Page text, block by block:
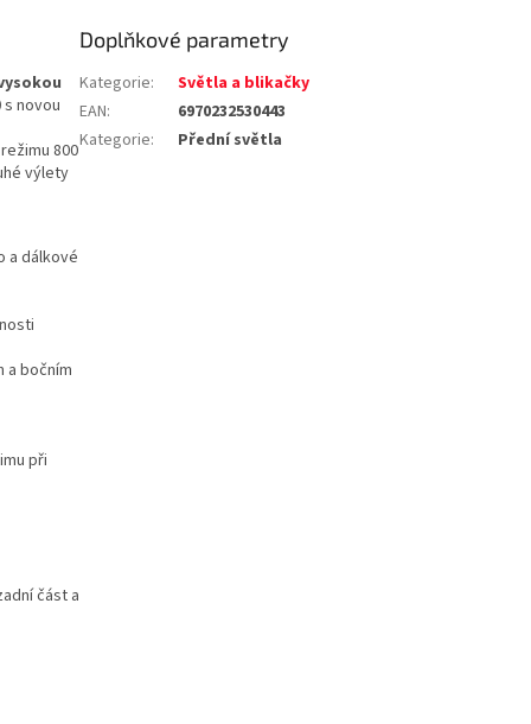
s novou
800
výlety
a dálkové
a bočním
při
část a
Doplňkové parametry
Kategorie:
Světla a blikačky
EAN:
6970232530443
Kategorie: Přední světla